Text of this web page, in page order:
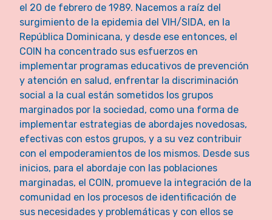
el 20 de febrero de 1989. Nacemos a raíz del
surgimiento de la epidemia del VIH/SIDA, en la
República Dominicana, y desde ese entonces, el
COIN ha concentrado sus esfuerzos en
implementar programas educativos de prevención
y atención en salud, enfrentar la discriminación
social a la cual están sometidos los grupos
marginados por la sociedad, como una forma de
implementar estrategias de abordajes novedosas,
efectivas con estos grupos, y a su vez contribuir
con el empoderamientos de los mismos. Desde sus
inicios, para el abordaje con las poblaciones
marginadas, el COIN, promueve la integración de la
comunidad en los procesos de identificación de
sus necesidades y problemáticas y con ellos se